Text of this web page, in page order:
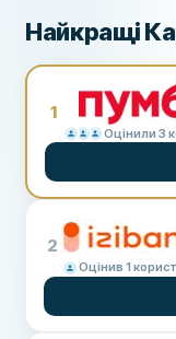
Найкращі
1
Оцінили 3
2
Оцінив 1